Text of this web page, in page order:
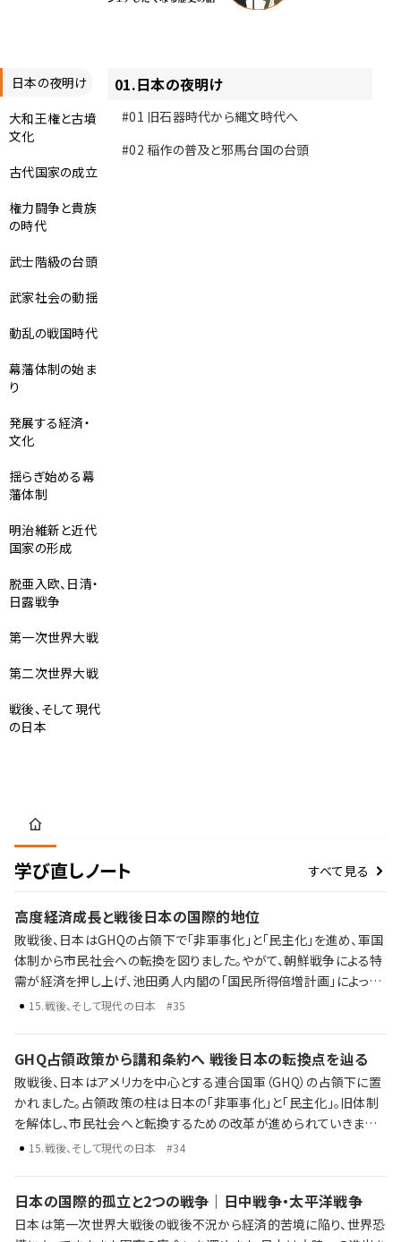
日本の夜明け
大和王権と古墳
文化
古代国家の成立
権力闘争と貴族
の時代
武士階級の台頭
武家社会の動揺
動乱の戦国時代
幕藩体制の始ま
り
発展する経済・
文化
揺らぎ始める幕
藩体制
明治維新と近代
国家の形成
脱亜入欧、日清・
日露戦争
第一次世界大戦
第二次世界大戦
戦後、そして現代
の日本
01.日本の夜明け
#01 旧石器時代から縄文時代へ
#02 稲作の普及と邪馬台国の台頭
学び直しノート すべて見る
高度経済成長と戦後日本の国際的地位
敗戦後、日本はGHQの占領下で「非軍事化」と「民主化」を進め、軍国
体制から市民社会への転換を図りました。やがて、朝鮮戦争による特
需が経済を押し上げ、池田勇人内閣の「国民所得倍増計画」によって
高度経済成長期が到来。東海道新幹線の開通、東京オリンピックの開
ショックやバブル経済の崩壊 占領から高度経済成長へ。そして、成長
の終焉と新たな時代の入り口へ。歴史年表だけでは語り尽くせない
戦後日本がたどった激動の数十年を、ラジレキが独自解説します。
15.戦後、そして現代の日本 #35
GHQ占領政策から講和条約へ 戦後日本の転換点を辿る
敗戦後、日本はアメリカを中心とする連合国軍（GHQ）の占領下に置
かれました。占領政策の柱は日本の「非軍事化」と「民主化」。旧体制
を解体し、市民社会へと転換するための改革が進められていきまし
た。 敗戦と日本の再出発 占領政策と「非軍事化・民主化」 冷戦下に15.戦後、そして現代の日本 #34
日本の国際的孤立と2つの戦争｜日中戦争・太平洋戦争
日本は第一次世界大戦後の戦後不況から経済的苦境に陥り、世界恐